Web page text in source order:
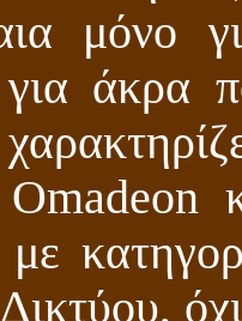
μόνο
άκρα